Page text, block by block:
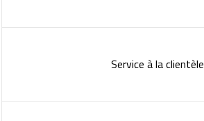
Service à la clientèle